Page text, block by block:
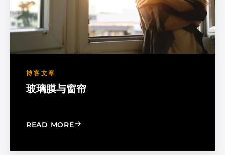
博客文章
玻璃膜与窗帘
READ MORE: WINDOW FILM VS. WINDOW